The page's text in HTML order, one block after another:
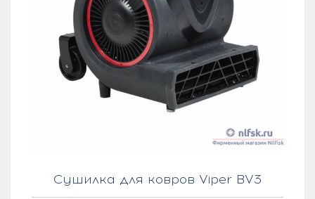
Сушилка для ковров Viper BV3